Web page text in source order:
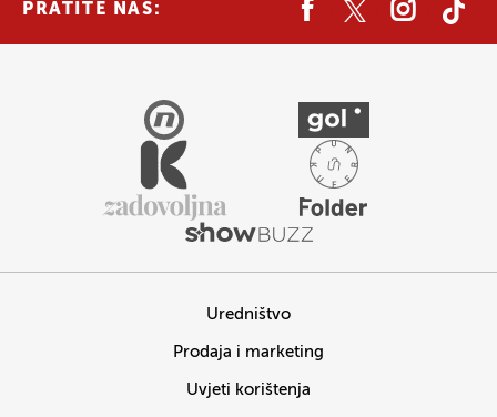
PRATITE NAS:
Uredništvo
Prodaja i marketing
Uvjeti korištenja